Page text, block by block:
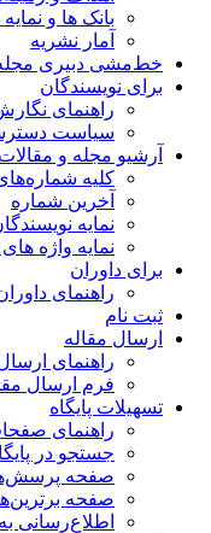
بانک ها و نمایه
آمار نشریه
خط‌مشی دبیری مجله
برای نویسندگان
راهنمای نگارش
سیاست دسترسی
آرشیو مجله و مقالات
کلیه شماره‌های
آخرین شماره
نمایه نویسندگان
نمایه واژه های
برای داوران
راهنمای داوران
ثبت نام
ارسال مقاله
راهنمای ارسال
فرم ارسال
تسهیلات پایگاه
راهنمای صفحات
جستجو در پایگاه
صفحه
صفحه برترین‌های
اطلاع‌رسانی به